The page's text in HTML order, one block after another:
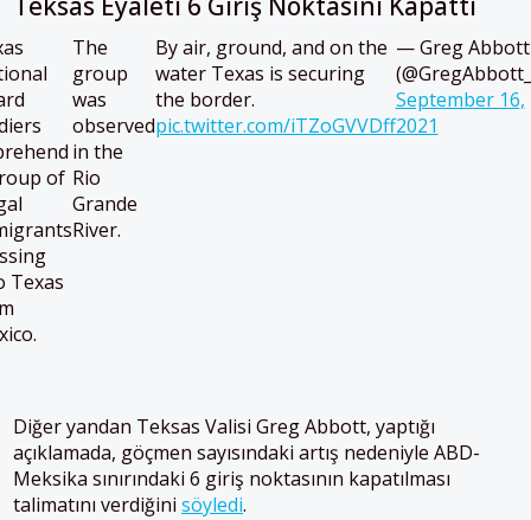
of
Texas
The
group
was
observed
in the
Rio
Grande
River.
By air, ground, and on the
water Texas is securing
the border.
pic.twitter.com/iTZoGVVDff
— Greg Abbott
September 16,
2021
Diğer yandan Teksas Valisi Greg Abbott, yaptığı
açıklamada, göçmen sayısındaki artış nedeniyle ABD-
Meksika sınırındaki 6 giriş noktasının kapatılması
talimatını verdiğini söyledi.